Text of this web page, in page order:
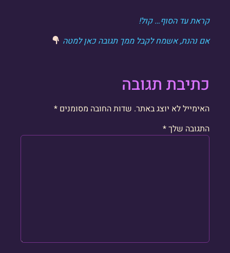
קראת עד הסוף… קול!
אם נהנת, אשמח לקבל ממך תגובה כאן למטה
כתיבת תגובה
האימייל לא יוצג באתר. שדות החובה מסומנים *
התגובה שלך*